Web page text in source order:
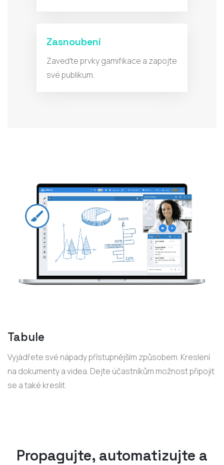
Zasnoubení
Zaveďte prvky gamifikace a zapojte
své publikum.
Tabule
Vyjádřete své nápady přístupnějším způsobem. Kreslení
na dokumenty a videa. Dejte účastníkům možnost připojit
se a také kreslit.
Propagujte, automatizujte a